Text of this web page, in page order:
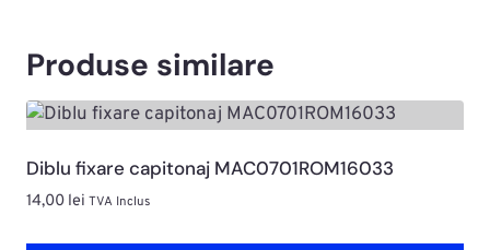
Produse similare
Diblu fixare capitonaj MAC0701ROM16033
14,00 lei TVA Inclus